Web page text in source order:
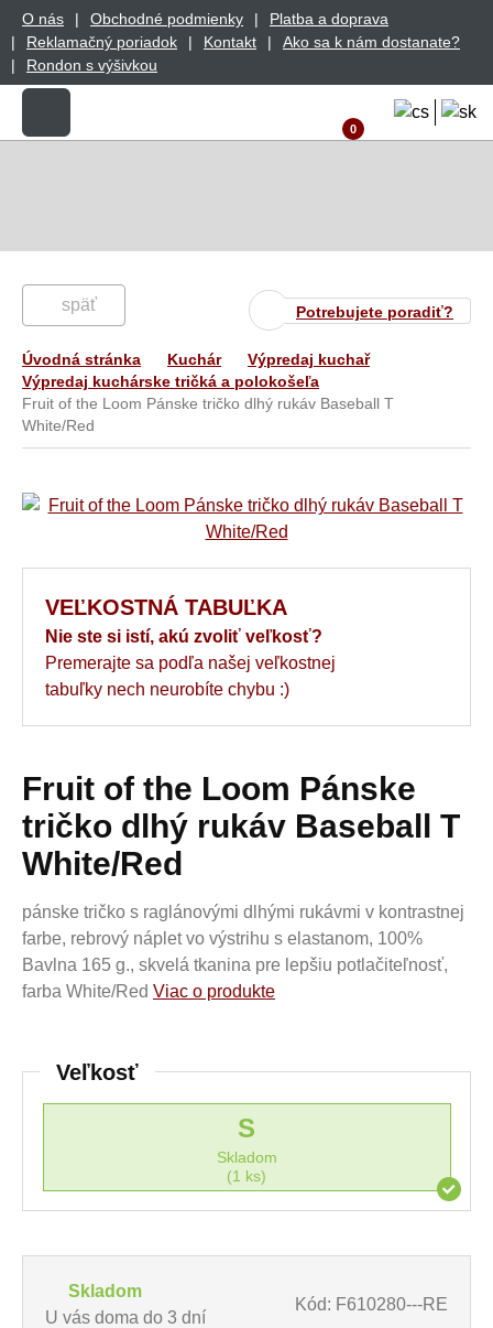
O nás Obchodné podmienky
Platba a doprava
Reklamačný poriadok
Kontakt
Ako sa k nám dostanate?
Rondon s výšivkou
0
Potrebujete poradiť?
späť
Úvodná stránka Kuchár
Výpredaj kuchař
Výpredaj kuchárske tričká a polokošeľa
Fruit of the Loom Pánske tričko dlhý rukáv Baseball T
White/Red
Fruit of the Loom Pánske
tričko dlhý rukáv Baseball T
White/Red
pánske tričko s raglánovými dlhými rukávmi v kontrastnej
farbe, rebrový náplet vo výstrihu s elastanom, 100%
Bavlna 165 g., skvelá tkanina pre lepšiu potlačiteľnosť,
farba White/Red Viac o produkte
Veľkosť
S
Skladom
(1 ks)
Skladom
U vás doma do 3 dní
Kód: F610280---RE
VEĽKOSTNÁ TABUĽKA
Nie ste si istí, akú zvoliť veľkosť?
Premerajte sa podľa našej veľkostnej
tabuľky nech neurobíte chybu :)